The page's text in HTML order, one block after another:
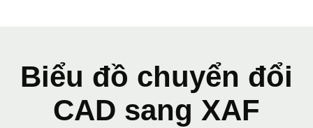
Biểu đồ chuyển đổi
CAD sang XAF